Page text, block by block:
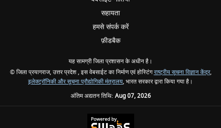
सहायता
हमसे संपर्क करें
फ़ीडबैक
यह सामग्री जिला प्रशासन के अधीन है।
© जिला प्रयागराज, उत्तर प्रदेश , इस वेबसाईट का निर्माण एवं होस्टिंगराष्ट्रीय सूचना विज्ञान केंद्र,
इलेक्ट्रॉनिकी और सूचना प्रौद्योगिकी मंत्रालय, भारत सरकार द्वारा किया गया है।
अंतिम अद्यतन तिथि: Aug 07, 2026